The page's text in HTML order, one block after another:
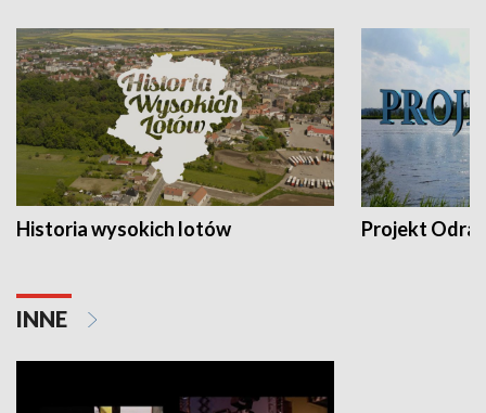
Historia wysokich lotów Projekt Odra
INNE